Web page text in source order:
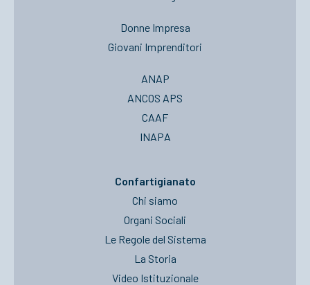
Donne Impresa
Giovani Imprenditori
ANAP
ANCOS APS
CAAF
INAPA
Confartigianato
Chi siamo
Organi Sociali
Le Regole del Sistema
La Storia
Video Istituzionale